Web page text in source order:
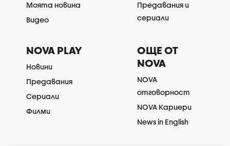
Моята новина
Видео
Предавания и
сериали
NOVA PLAY
Новини
Предавания
Сериали
Филми
ОЩЕ ОТ
NOVA
NOVA
отговорност
NOVA Кариери
News in English